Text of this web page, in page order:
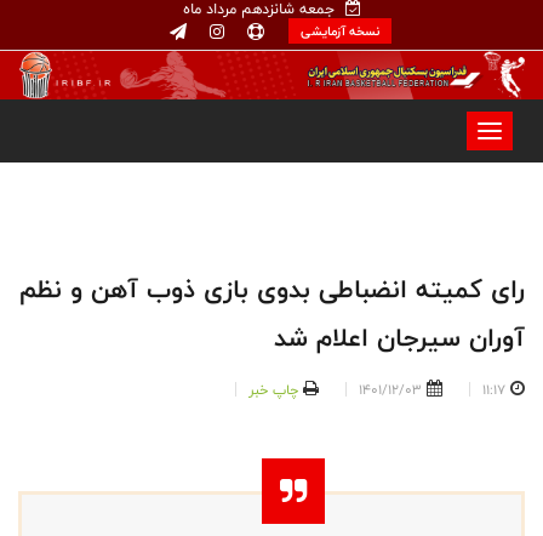
جمعه شانزدهم مرداد ماه
نسخه آزمایشی
رای کمیته انضباطی بدوی بازی ذوب آهن و نظم
آوران سیرجان اعلام شد
11:17
1401/12/03 چاپ خبر